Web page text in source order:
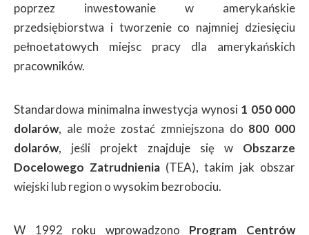
poprzez inwestowanie w amerykańskie
przedsiębiorstwa i tworzenie co najmniej dziesięciu
pełnoetatowych miejsc pracy dla amerykańskich
pracowników.
Standardowa minimalna inwestycja wynosi 1 050 000
dolarów, ale może zostać zmniejszona do 800 000
dolarów, jeśli projekt znajduje się w Obszarze
Docelowego Zatrudnienia (TEA), takim jak obszar
wiejski lub region o wysokim bezrobociu.
W 1992 roku wprowadzono Program Centrów